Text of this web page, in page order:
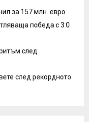
за 157 млн. евро
победа с 3:0
след
след рекордното